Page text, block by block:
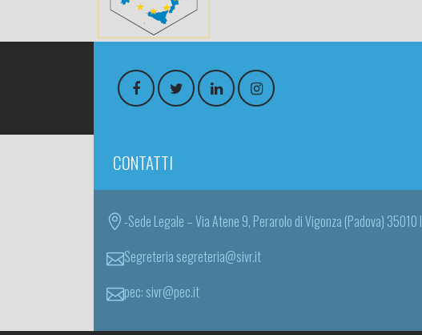
CONTATTI
-Sede Legale – Via Atene 9, Perarolo di Vigonza (Padova) 35010
Segreteria segreteria@sivr.it
pec: sivr@pec.it